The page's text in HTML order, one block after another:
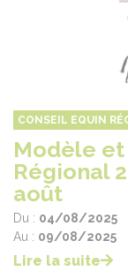
CONSEIL EQUIN
Modèle
Régional
août
Du : 04/08/2025
Au : 09/08/2025
Lire la suite